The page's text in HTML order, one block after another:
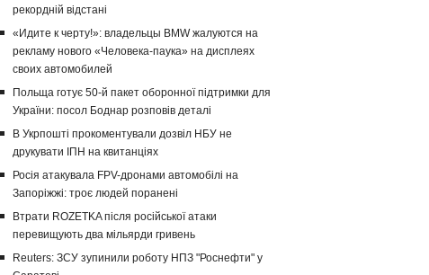
рекордній відстані
«Идите к черту!»: владельцы BMW жалуются на
рекламу нового «Человека-паука» на дисплеях
своих автомобилей
Польща готує 50-й пакет оборонної підтримки для
України: посол Боднар розповів деталі
В Укрпошті прокоментували дозвіл НБУ не
друкувати ІПН на квитанціях
Росія атакувала FPV-дронами автомобілі на
Запоріжжі: троє людей поранені
Втрати ROZETKA після російської атаки
перевищують два мільярди гривень
Reuters: ЗСУ зупинили роботу НПЗ "Роснефти" у